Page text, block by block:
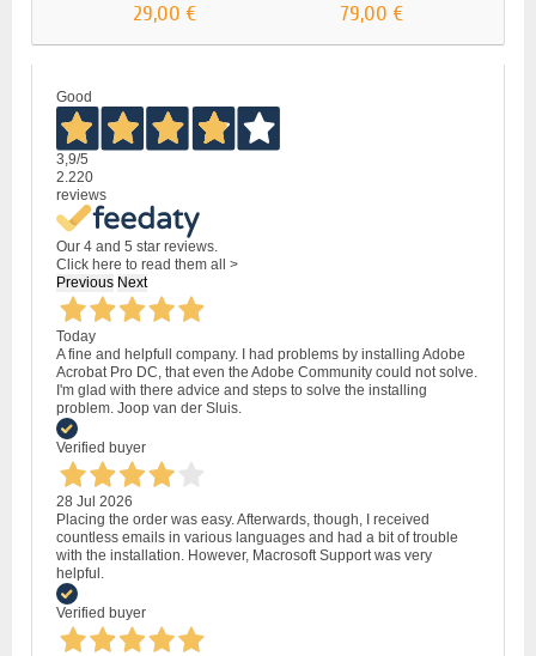
29,00 € 79,00 €
Good
3,9/5
2.220
reviews
Our 4 and 5 star reviews.
Click here to read them all >
Previous Next
Today
A fine and helpfull company. I had problems by installing Adobe
Acrobat Pro DC, that even the Adobe Community could not solve.
I'm glad with there advice and steps to solve the installing
problem. Joop van der Sluis.
Verified buyer
28 Jul 2026
Placing the order was easy. Afterwards, though, I received
countless emails in various languages and had a bit of trouble
with the installation. However, Macrosoft Support was very
helpful.
Verified buyer